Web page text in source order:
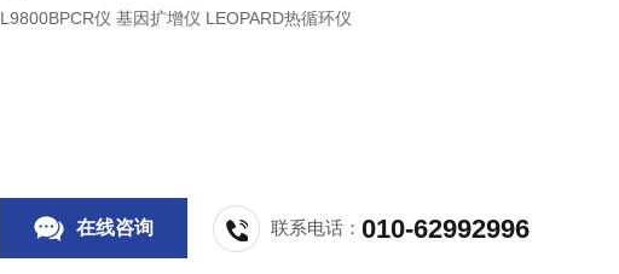
L9800BPCR仪 基因扩增仪 LEOPARD热循环仪
在线咨询 联系电话：010-62992996